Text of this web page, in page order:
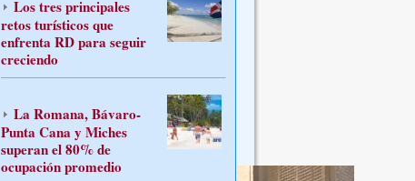
Los tres principales
retos turísticos que
enfrenta RD para seguir
creciendo
La Romana, Bávaro-
Punta Cana y Miches
superan el 80% de
ocupación promedio